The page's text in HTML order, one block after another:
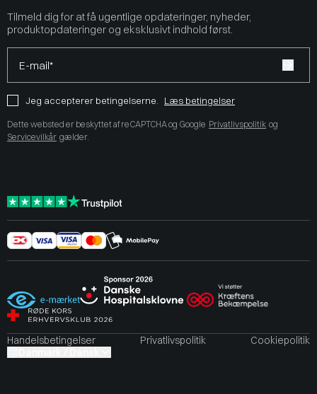
Tilmeld dig for at få ugentlige opdateringer, nyheder,
produktopdateringer og eksklusivt indhold først.
E-mail*
Jeg accepterer betingelserne. Læs betingelser
Dette websted er beskyttet af reCAPTCHA og Google Privatlivspolitik og
Servicevilkår gælder.
Handelsbetingelser Privatlivspolitik
Cookiepolitik